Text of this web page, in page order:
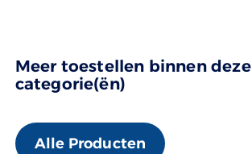
Meer toestellen binnen deze
categorie(ën)
Alle Producten